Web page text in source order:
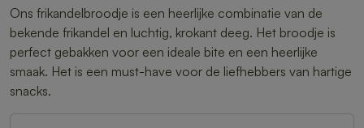
Ons frikandelbroodje is een heerlijke combinatie van de
bekende frikandel en luchtig, krokant deeg. Het broodje is
perfect gebakken voor een ideale bite en een heerlijke
smaak. Het is een must-have voor de liefhebbers van hartige
snacks.